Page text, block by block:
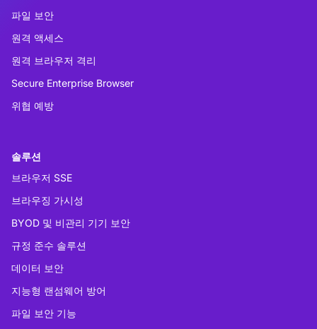
파일 보안
원격 액세스
원격 브라우저 격리
Secure Enterprise Browser
위협 예방
솔루션
브라우저 SSE
브라우징 가시성
BYOD 및 비관리 기기 보안
규정 준수 솔루션
데이터 보안
지능형 랜섬웨어 방어
파일 보안 기능